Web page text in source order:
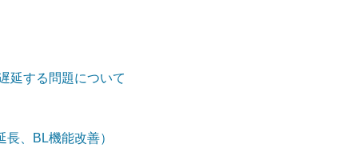
延する問題について
、BL機能改善）